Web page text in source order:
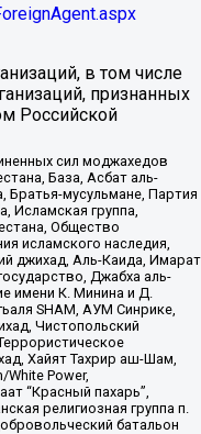
в том числе
признанных
Российской
сил моджахедов
База, Асбат аль-
Братья-мусульмане, Партия
Исламская группа,
Общество
исламского наследия,
джихад, Аль-Каида, Имарат
Джабха аль-
имени К. Минина и Д.
SHAM, АУМ Синрике,
Чистопольский
Хайят Тахрир аш-Шам,
Power,
“Красный пахарь”,
религиозная группа п.
батальон